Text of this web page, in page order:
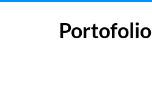
Portofolio